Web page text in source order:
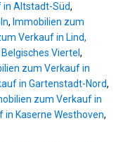
in Altstadt-Süd,
, Immobilien zum
Verkauf in Lind,
Viertel ,
zum Verkauf in
in Gartenstadt-Nord,
zum Verkauf in
in Kaserne Westhoven,